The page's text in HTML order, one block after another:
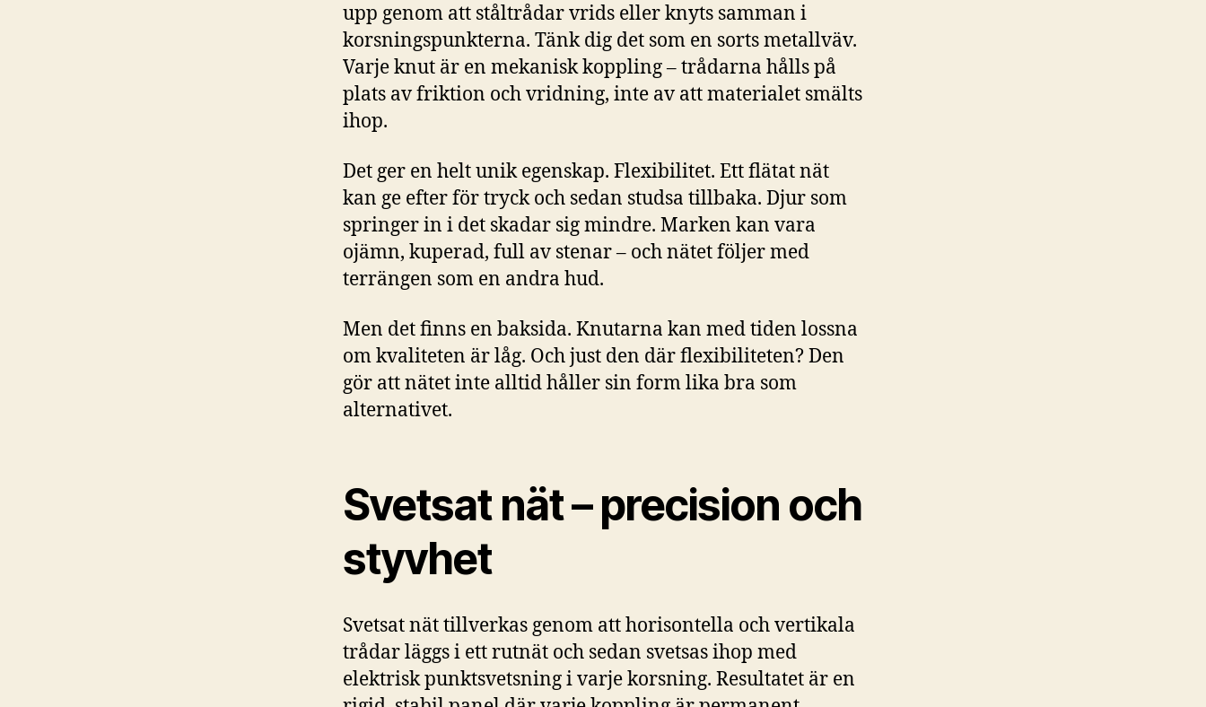
upp genom att ståltrådar vrids eller knyts samman i
korsningspunkterna. Tänk dig det som en sorts metallväv.
Varje knut är en mekanisk koppling – trådarna hålls på
plats av friktion och vridning, inte av att materialet smälts
ihop.
Det ger en helt unik egenskap. Flexibilitet. Ett flätat nät
kan ge efter för tryck och sedan studsa tillbaka. Djur som
springer in i det skadar sig mindre. Marken kan vara
ojämn, kuperad, full av stenar – och nätet följer med
terrängen som en andra hud.
Men det finns en baksida. Knutarna kan med tiden lossna
om kvaliteten är låg. Och just den där flexibiliteten? Den
gör att nätet inte alltid håller sin form lika bra som
alternativet.
Svetsat nät – precision och
styvhet
Svetsat nät tillverkas genom att horisontella och vertikala
trådar läggs i ett rutnät och sedan svetsas ihop med
elektrisk punktsvetsning i varje korsning. Resultatet är en